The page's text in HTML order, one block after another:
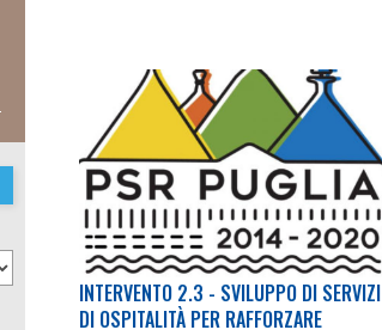
INTERVENTO 2.3 - SVILUPPO DI SERVIZI
DI OSPITALITÀ PER RAFFORZARE